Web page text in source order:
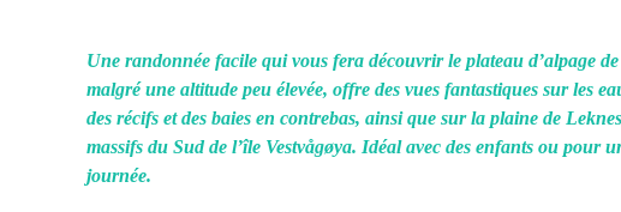
Une randonnée facile qui vous fera découvrir le plateau d’alpage
malgré une altitude peu élevée, offre des vues fantastiques sur les
des récifs et des baies en contrebas, ainsi que sur la plaine de
massifs du Sud de l’île Vestvågøya. Idéal avec des enfants ou pour
journée.